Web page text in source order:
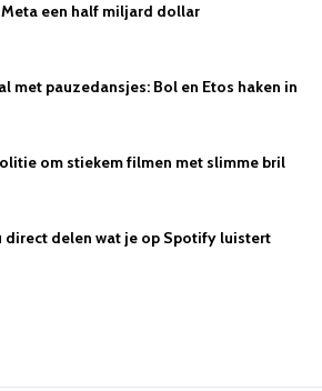
een half miljard dollar
pauzedansjes: Bol en Etos haken in
om stiekem filmen met slimme bril
direct delen wat je op Spotify luistert